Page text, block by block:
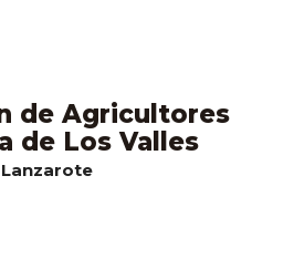
de Agricultores
de Los Valles
Lanzarote